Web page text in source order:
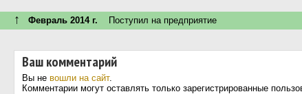
↑ Февраль 2014 г. Поступил на предприятие
Ваш комментарий
Вы не вошли на сайт.
Комментарии могут оставлять только зарегистрированные